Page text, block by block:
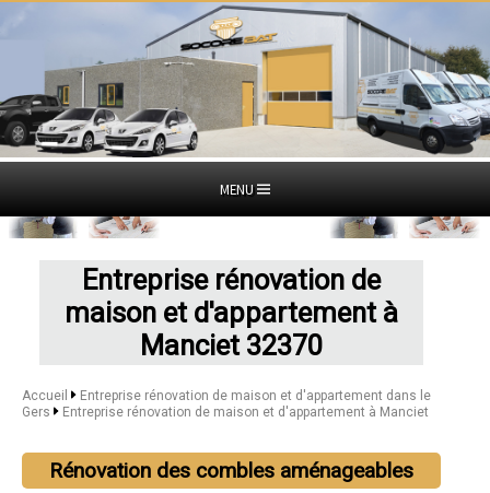
MENU
Entreprise rénovation de
maison et d'appartement à
Manciet 32370
Accueil
Entreprise rénovation de maison et d'appartement dans le
Gers
Entreprise rénovation de maison et d'appartement à Manciet
Rénovation des combles aménageables